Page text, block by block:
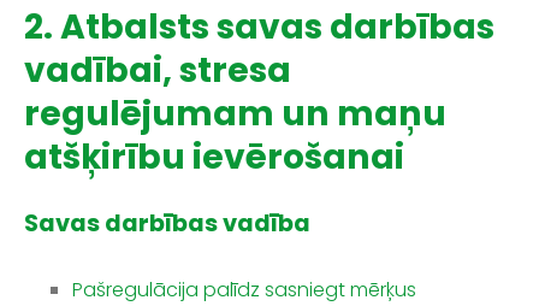
2. Atbalsts savas darbības
vadībai, stresa
regulējumam un maņu
atšķirību ievērošanai
Savas darbības vadība
Pašregulācija palīdz sasniegt mērķus